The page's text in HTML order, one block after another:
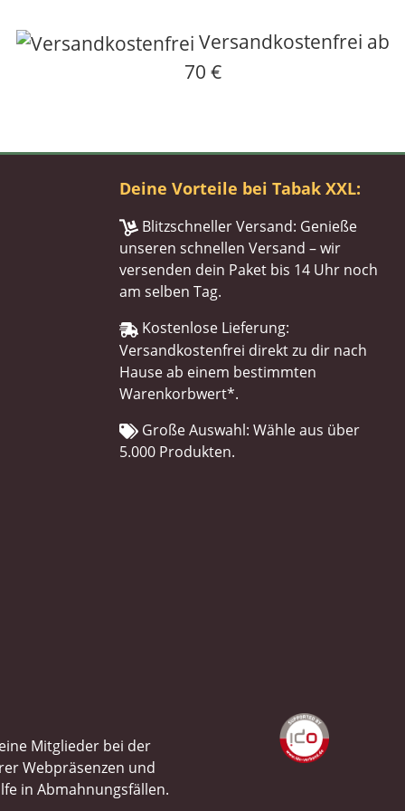
Versandkostenfrei ab
70 €
Deine Vorteile bei Tabak XXL:
Blitzschneller Versand: Genieße
unseren schnellen Versand – wir
versenden dein Paket bis 14 Uhr noch
am selben Tag.
Kostenlose Lieferung:
Versandkostenfrei direkt zu dir nach
Hause ab einem bestimmten
Warenkorbwert*.
Große Auswahl: Wähle aus über
5.000 Produkten.
Mitglieder bei der
Webpräsenzen und
in Abmahnungsfällen.